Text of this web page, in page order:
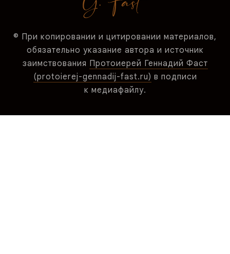
© При копировании и цитировании материалов,
обязательно указание автора и источник
заимствования Протоиерей Геннадий Фаст
(protoierej-gennadij-fast.ru) в подписи
к медиафайлу.